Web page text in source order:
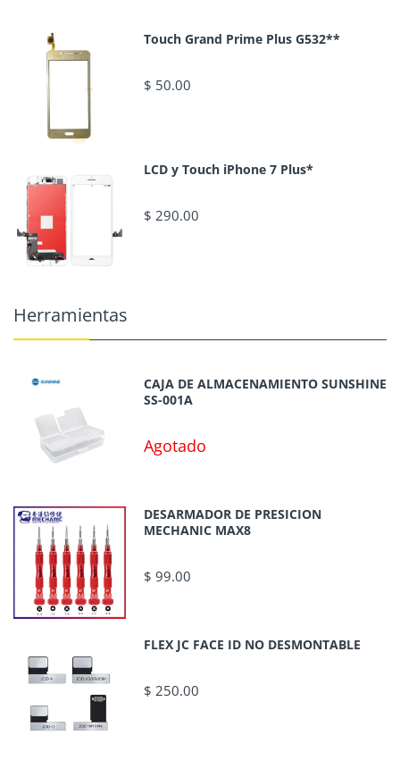
Touch Grand Prime Plus G532**
$ 50.00
LCD y Touch iPhone 7 Plus*
$ 290.00
Herramientas
CAJA DE ALMACENAMIENTO SUNSHINE
SS-001A
Agotado
DESARMADOR DE PRESICION
MECHANIC MAX8
$ 99.00
FLEX JC FACE ID NO DESMONTABLE
$ 250.00